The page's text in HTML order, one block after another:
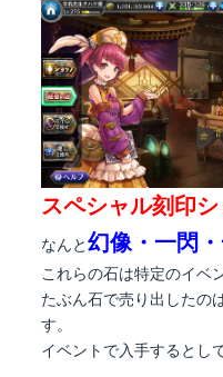
スペシャル刻印シ
なんと 幻像・一閃
これらの石は特定のイベ
たぶん石で売り出したの
す。
イベントで入手するとし